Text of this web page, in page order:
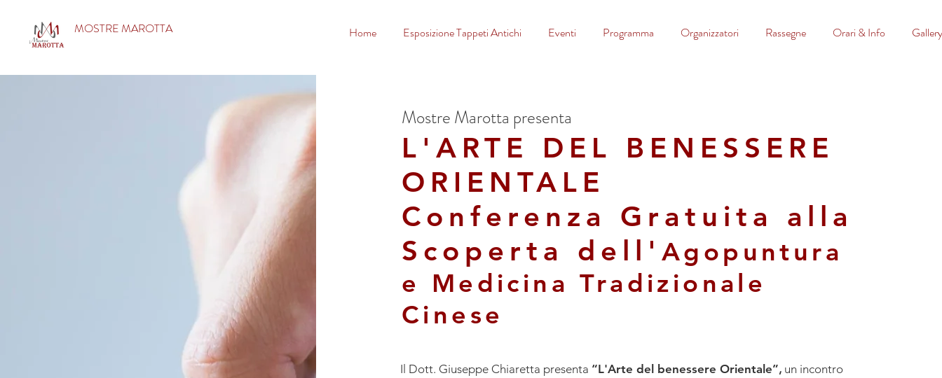
MOSTRE MAROTTA Home Esposizione Tappeti Antichi Eventi Programma Organizzatori Rassegne Orari & Info Gallery
Mostre Marotta presenta
L'ARTE DEL BENESSERE
ORIENTALE
Conferenza Gratuita alla
Scoperta dell'Agopuntura
e Medicina Tradizionale
Cinese
Il Dott. Giuseppe Chiaretta presenta “L'Arte del benessere Orientale”, un incontro